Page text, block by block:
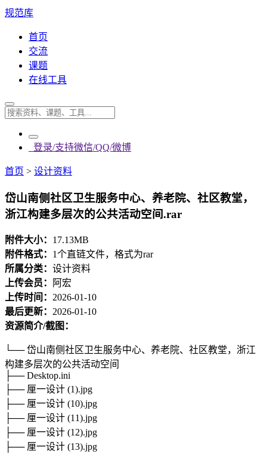
规范库
首页
交流
课题
在线工具
登录/支持微信/QQ/微博
首页 > 设计资料
岱山南侧社区卫生服务中心、养老院、社区教堂，
浙江构建多层次的公共活动空间.rar
附件大小： 17.13MB
附件格式： 1个直链文件，格式为rar
所属分类： 设计资料
上传会员：
阿宏
上传时间： 2026-01-10
最后更新： 2026-01-10
资源简介/截图：
└── 岱山南侧社区卫生服务中心、养老院、社区教堂，浙江
构建多层次的公共活动空间
├── Desktop.ini
├── 厘一设计 (1).jpg
├── 厘一设计 (10).jpg
├── 厘一设计 (11).jpg
├── 厘一设计 (12).jpg
├── 厘一设计 (13).jpg